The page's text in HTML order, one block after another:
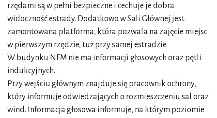
rzędami są w pełni bezpieczne i cechuje je dobra
widoczność estrady. Dodatkowo w Sali Głównej jest
zamontowana platforma, która pozwala na zajęcie miejsc
w pierwszym rzędzie, tuż przy samej estradzie.
W budynku NFM nie ma informacji głosowych oraz pętli
indukcyjnych.
Przy wejściu głównym znajduje się pracownik ochrony,
który informuje odwiedzających o rozmieszczeniu sal oraz
wind. Informacja głosowa informuje, na którym poziomie